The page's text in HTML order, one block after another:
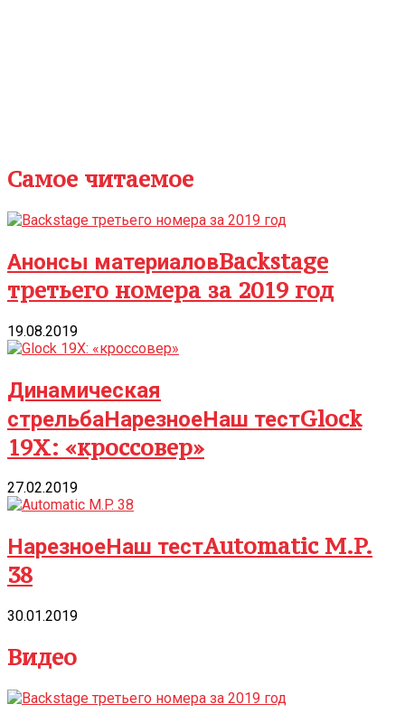
Самое читаемое
Анонсы материаловBackstage
третьего номера за 2019 год
19.08.2019
Динамическая
стрельбаНарезноеНаш тестGlock
19Х: «кроссовер»
27.02.2019
НарезноеНаш тестAutomatic M.P.
38
30.01.2019
Видео